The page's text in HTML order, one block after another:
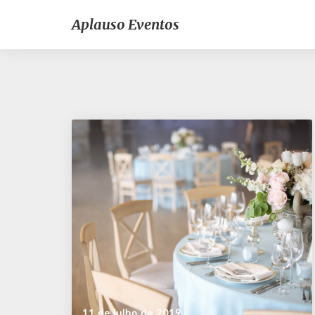
Aplauso Eventos
11 de julho de 2019